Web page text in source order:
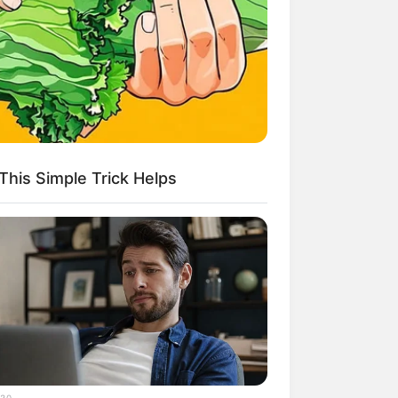
Ngakak, 10 Potret
Murah Pakai Bahan
Mainstream, 10 Cara
Barang Belanjaan
Warga Thailand
Simple Trick Helps